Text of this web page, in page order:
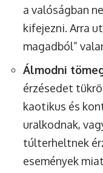
a valóságban
kifejezni. Arra
magadból”
Álmodni
érzésedet
kaotikus és
uralkodnak,
túlterheltnek
események